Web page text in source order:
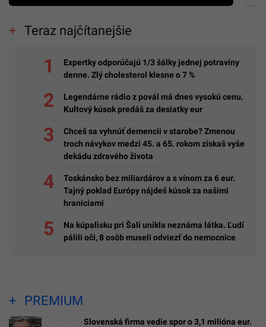
Teraz najčítanejšie
Expertky odporúčajú 1/3 šálky jednej potraviny
denne. Zlý cholesterol klesne o 7 %
Legendárne rádio z povál má dnes vysokú cenu.
Kultový kúsok predáš za desiatky eur
Chceš sa vyhnúť demencii v starobe? Zmenou
troch návykov medzi 45. a 65. rokom získaš vyše
dekádu zdravého života
Toskánsko bez miliardárov a s vínom za 6 eur.
Tajný poklad Európy nájdeš kúsok za našimi
hraniciami
Na kúpalisku pri Šali unikla neznáma látka. Ľudí
pálili oči, 8 osôb museli odviezť do nemocnice
PREMIUM
Slovenská firma vedie spor o 3,1 milióna eur.